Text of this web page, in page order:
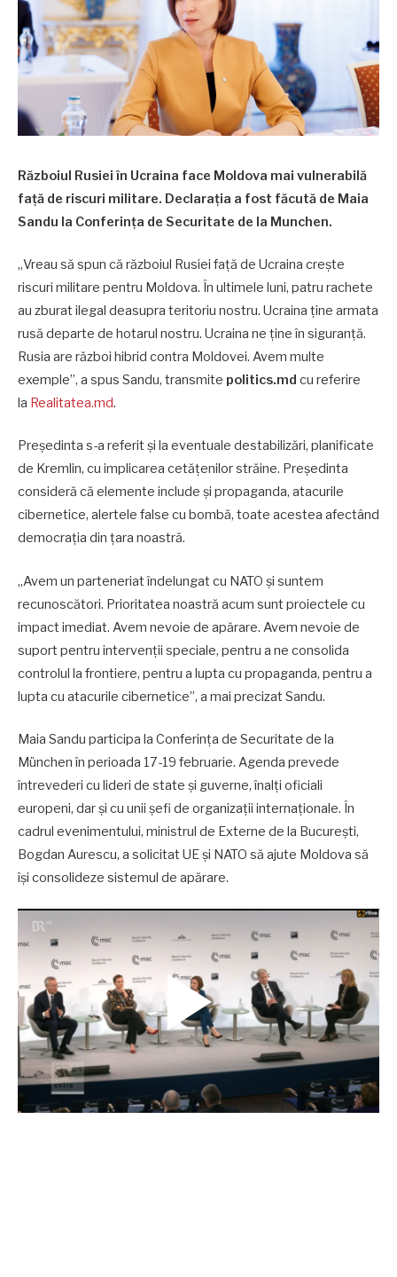
Războiul Rusiei în Ucraina face Moldova mai vulnerabilă
față de riscuri militare. Declarația a fost făcută de Maia
Sandu la Conferința de Securitate de la Munchen.
„Vreau să spun că războiul Rusiei față de Ucraina crește
riscuri militare pentru Moldova. În ultimele luni, patru rachete
au zburat ilegal deasupra teritoriu nostru. Ucraina ține armata
rusă departe de hotarul nostru. Ucraina ne ține în siguranță.
Rusia are război hibrid contra Moldovei. Avem multe
exemple”, a spus Sandu, transmite politics.md cu referire
la Realitatea.md.
Președinta s-a referit și la eventuale destabilizări, planificate
de Kremlin, cu implicarea cetățenilor străine. Președinta
consideră că elemente include și propaganda, atacurile
cibernetice, alertele false cu bombă, toate acestea afectând
democrația din țara noastră.
„Avem un parteneriat îndelungat cu NATO și suntem
recunoscători. Prioritatea noastră acum sunt proiectele cu
impact imediat. Avem nevoie de apărare. Avem nevoie de
suport pentru intervenții speciale, pentru a ne consolida
controlul la frontiere, pentru a lupta cu propaganda, pentru a
lupta cu atacurile cibernetice”, a mai precizat Sandu.
Maia Sandu participa la Conferința de Securitate de la
München în perioada 17-19 februarie. Agenda prevede
întrevederi cu lideri de state și guverne, înalți oficiali
europeni, dar și cu unii șefi de organizații internaționale. În
cadrul evenimentului, ministrul de Externe de la București,
Bogdan Aurescu, a solicitat UE și NATO să ajute Moldova să
își consolideze sistemul de apărare.